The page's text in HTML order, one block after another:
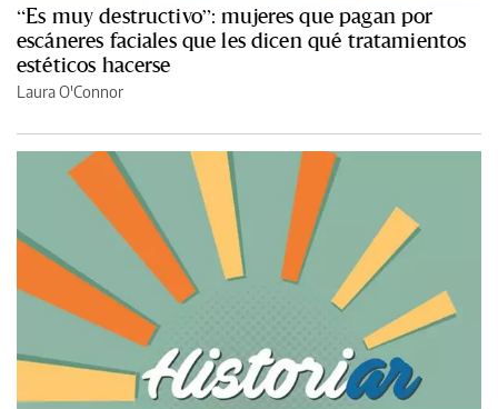
“Es muy destructivo”: mujeres que pagan por
escáneres faciales que les dicen qué tratamientos
estéticos hacerse
Laura O'Connor